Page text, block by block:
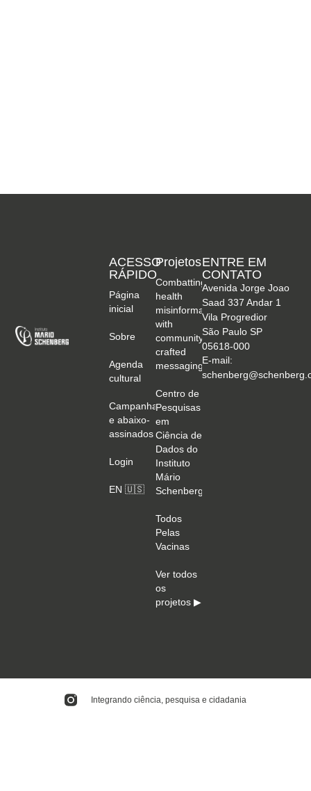
Projetos
Combatting
health
misinformation
with
community-
crafted
messaging
Centro de
Pesquisas
em
Ciência de
Dados do
Instituto
Mário
Schenberg
Todos
Pelas
Vacinas
Ver todos
os
projetos ▶
ACESSO
RÁPIDO
Página
inicial
Sobre
Agenda
cultural
Campanhas
e abaixo-
assinados
Login
EN 🇺🇸
ENTRE EM
CONTATO
Avenida Jorge Joao
Saad 337 Andar 1
Vila Progredior
São Paulo SP
05618-000
E-mail:
Integrando ciência, pesquisa e cidadania